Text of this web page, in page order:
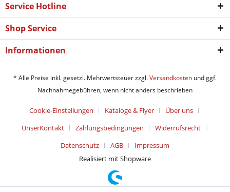
Service Hotline
Shop Service
Informationen
* Alle Preise inkl. gesetzl. Mehrwertsteuer zzgl.Versandkosten und ggf.
Nachnahmegebühren, wenn nicht anders beschrieben
Cookie-Einstellungen Kataloge & Flyer
Über uns
UnserKontakt
Zahlungsbedingungen
Widerrufsrecht
Datenschutz
AGB
Impressum
Realisiert mit Shopware